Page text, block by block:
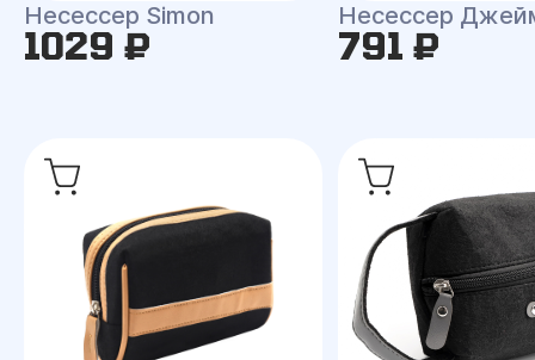
Несессер Simon
1029 ₽
Несессер
791 ₽